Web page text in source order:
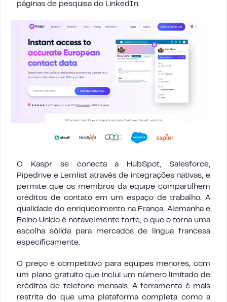
páginas de pesquisa do LinkedIn.
O Kaspr se conecta a HubSpot, Salesforce,
Pipedrive e Lemlist através de integrações nativas, e
permite que os membros da equipe compartilhem
créditos de contato em um espaço de trabalho. A
qualidade do enriquecimento na França, Alemanha e
Reino Unido é notavelmente forte, o que o torna uma
escolha sólida para mercados de língua francesa
especificamente.
O preço é competitivo para equipes menores, com
um plano gratuito que inclui um número limitado de
créditos de telefone mensais. A ferramenta é mais
restrita do que uma plataforma completa como a